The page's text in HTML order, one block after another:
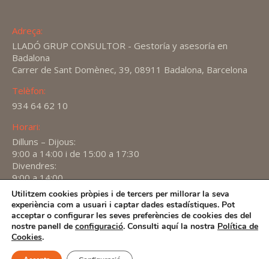
Adreça:
LLADÓ GRUP CONSULTOR - Gestoría y asesoría en
Badalona
Carrer de Sant Domènec, 39, 08911 Badalona, Barcelona
Telèfon:
934 64 62 10
Horari:
Dilluns – Dijous:
9:00 a 14:00 i de 15:00 a 17:30
Divendres:
9:00 a 14:00
Find us on:
X
page
opens
in
YouTube
page
opens
in
Linkedin
page
in
2026 - Política de privacitat
Utilitzem cookies pròpies i de tercers per millorar la seva
experiència com a usuari i captar dades estadístiques. Pot
acceptar o configurar les seves preferències de cookies des del
nostre panell de configuració. Consulti aquí la nostra Política de
Cookies.